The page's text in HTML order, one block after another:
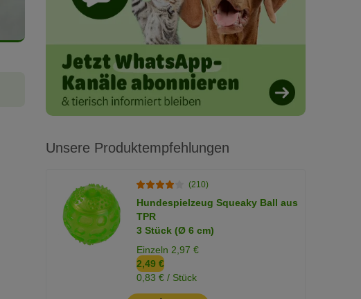
Unsere Produktempfehlungen
(210)
Hundespielzeug Squeaky Ball aus
TPR
3 Stück (Ø 6 cm)
Einzeln 2,97 €
2,49 €
0,83 € / Stück